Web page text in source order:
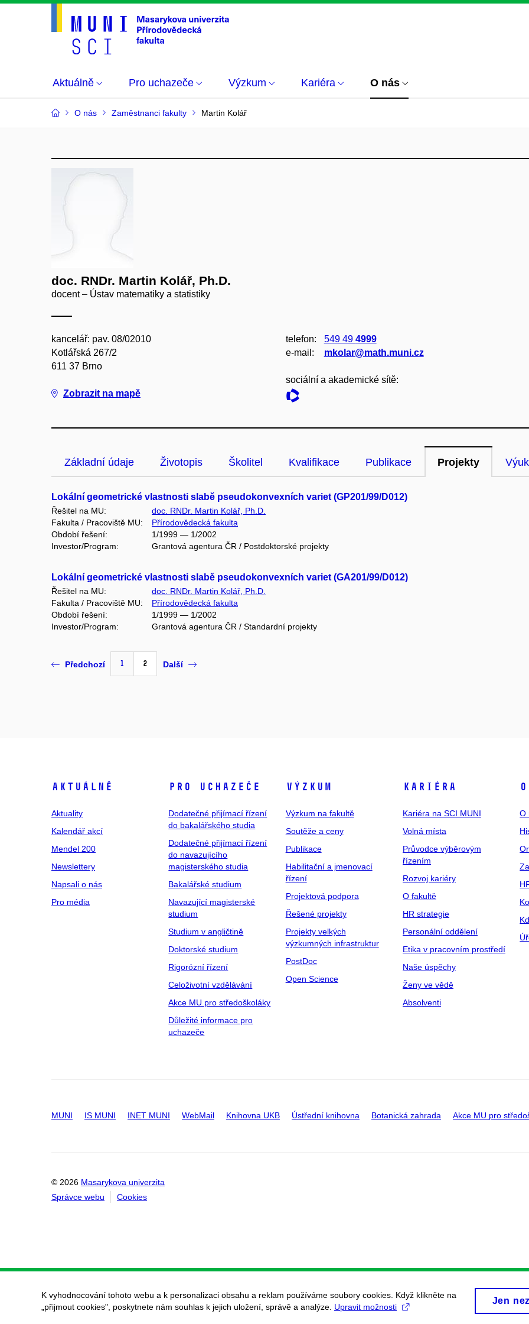
Aktuálně Pro uchazeče Výzkum Kariéra O nás
O nás Zaměstnanci fakulty Martin Kolář
doc. RNDr. Martin Kolář, Ph.D.
docent – Ústav matematiky a statistiky
kancelář: pav. 08/02010
Kotlářská 267/2
611 37 Brno
Zobrazit na mapě
telefon: 549 49 4999
e‑mail:
mkolar@math.muni.cz
sociální a akademické sítě:
Základní údaje Životopis Školitel Kvalifikace Publikace Projekty
Lokální geometrické vlastnosti slabě pseudokonvexních variet (GP201/99/D012)
Řešitel na MU:
doc. RNDr. Martin Kolář, Ph.D.
Fakulta / Pracoviště MU:
Přírodovědecká fakulta
Období řešení:
1/1999 — 1/2002
Investor/Program:
Grantová agentura ČR / Postdoktorské projekty
Lokální geometrické vlastnosti slabě pseudokonvexních variet (GA201/99/D012)
Řešitel na MU:
doc. RNDr. Martin Kolář, Ph.D.
Fakulta / Pracoviště MU:
Přírodovědecká fakulta
Období řešení:
1/1999 — 1/2002
Investor/Program:
Grantová agentura ČR / Standardní projekty
Předchozí 1 2 Další
Aktuálně
Aktuality
Kalendář akcí
Mendel 200
Newslettery
Napsali o nás
Pro média
Pro uchazeče
Dodatečné přijímací řízení
do bakalářského studia
Dodatečné přijímací řízení
do navazujícího
magisterského studia
Bakalářské studium
Navazující magisterské
studium
Studium v angličtině
Doktorské studium
Rigorózní řízení
Celoživotní vzdělávání
Akce MU pro středoškoláky
Důležité informace pro
uchazeče
Výzkum
Výzkum na fakultě
Soutěže a ceny
Publikace
Habilitační a jmenovací
řízení
Projektová podpora
Řešené projekty
Projekty velkých
výzkumných infrastruktur
PostDoc
Open Science
Kariéra
Kariéra na SCI MUNI
Volná místa
Průvodce výběrovým
řízením
Rozvoj kariéry
O fakultě
HR strategie
Personální oddělení
Etika v pracovním prostředí
Naše úspěchy
Ženy ve vědě
Absolventi
O
MUNI IS MUNI INET MUNI WebMail Knihovna UKB Ústřední knihovna Botanická zahrada Akce MU pro
© 2026 Masarykova univerzita
Správce webu
Cookies
K vyhodnocování tohoto webu a k personalizaci obsahu a reklam používáme soubory cookies. Když klikněte na
„přijmout cookies", poskytnete nám souhlas k jejich uložení, správě a analýze. Upravit možnosti
Jen